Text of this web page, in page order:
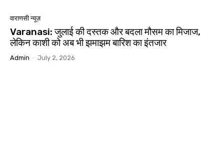
वाराणसी न्यूज़
Varanasi: जुलाई की दस्तक और बदला मौसम का मिजाज,
लेकिन काशी को अब भी झमाझम बारिश का इंतजार
Admin - July 2, 2026